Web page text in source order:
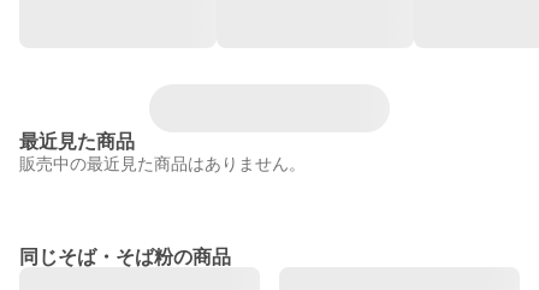
最近見た商品
販売中の最近見た商品はありません。
同じそば・そば粉の商品